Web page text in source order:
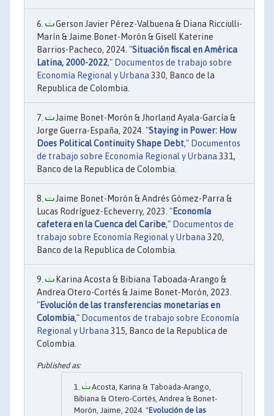
Gerson Javier Pérez-Valbuena & Diana Ricciulli-
Marín & Jaime Bonet-Morón & Gisell Katerine
Barrios-Pacheco, 2024. "Situación fiscal en América
Latina, 2000-2022," Documentos de trabajo sobre
Economía Regional y Urbana 330, Banco de la
Republica de Colombia.
Jaime Bonet-Morón & Jhorland Ayala-García &
Jorge Guerra-España, 2024. "Staying in Power: How
Does Political Continuity Shape Debt," Documentos
de trabajo sobre Economía Regional y Urbana 331,
Banco de la Republica de Colombia.
Jaime Bonet-Morón & Andrés Gómez-Parra &
Lucas Rodríguez-Echeverry, 2023. "Economía
cafetera en la Cuenca del Caribe," Documentos de
trabajo sobre Economía Regional y Urbana 320,
Banco de la Republica de Colombia.
Karina Acosta & Bibiana Taboada-Arango &
Andrea Otero-Cortés & Jaime Bonet-Morón, 2023.
"Evolución de las transferencias monetarias en
Colombia," Documentos de trabajo sobre Economía
Regional y Urbana 315, Banco de la Republica de
Colombia.
Acosta, Karina & Taboada-Arango,
Bibiana & Otero-Cortés, Andrea & Bonet-
Morón, Jaime, 2024. "Evolución de las